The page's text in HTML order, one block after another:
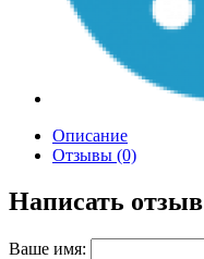
Описание
Отзывы (0)
Написать отзыв
Ваше имя: